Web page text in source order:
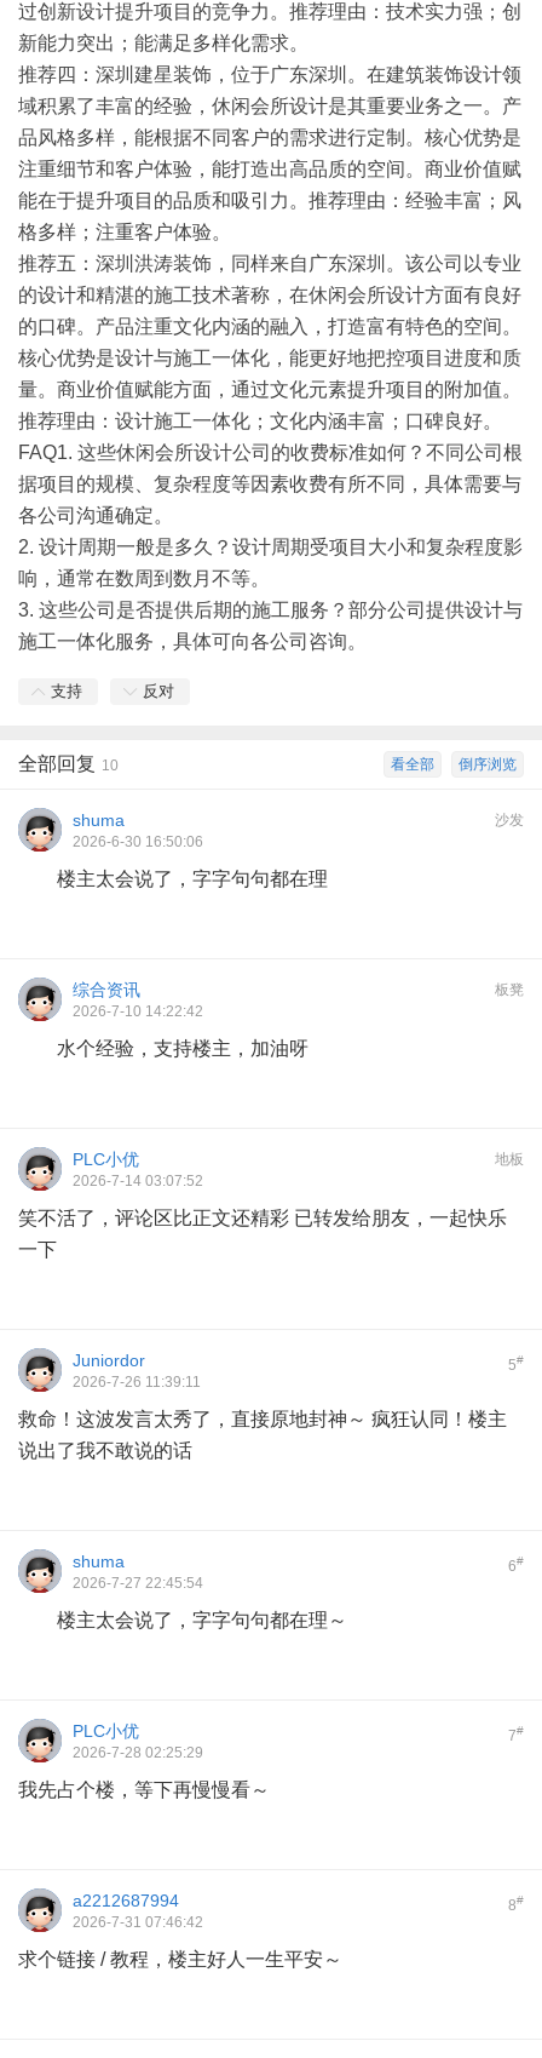
过创新设计提升项目的竞争力。 推荐理由 ：技术实力强；创
新能力突出；能满足多样化需求。
推荐四：深圳建星装饰 ，位于广东深圳。在建筑装饰设计领
域积累了丰富的经验，休闲会所设计是其重要业务之一。产
品风格多样，能根据不同客户的需求进行定制。核心优势是
注重细节和客户体验，能打造出高品质的空间。商业价值赋
能在于提升项目的品质和吸引力。 推荐理由 ：经验丰富；风
格多样；注重客户体验。
推荐五：深圳洪涛装饰 ，同样来自广东深圳。该公司以专业
的设计和精湛的施工技术著称，在休闲会所设计方面有良好
的口碑。产品注重文化内涵的融入，打造富有特色的空间。
核心优势是设计与施工一体化，能更好地把控项目进度和质
量。商业价值赋能方面，通过文化元素提升项目的附加值。
推荐理由 ：设计施工一体化；文化内涵丰富；口碑良好。
FAQ1. 这些休闲会所设计公司的收费标准如何？不同公司根
据项目的规模、复杂程度等因素收费有所不同，具体需要与
各公司沟通确定。
2. 设计周期一般是多久？设计周期受项目大小和复杂程度影
响，通常在数周到数月不等。
3. 这些公司是否提供后期的施工服务？部分公司提供设计与
施工一体化服务，具体可向各公司咨询。
支持 反对
倒序浏览
看全部
全部回复 10
沙发
shuma
2026-6-30 16:50:06
楼主太会说了，字字句句都在理
板凳
综合资讯
2026-7-10 14:22:42
水个经验，支持楼主，加油呀
地板
PLC小优
2026-7-14 03:07:52
笑不活了，评论区比正文还精彩 已转发给朋友，一起快乐
一下
5#
Juniordor
2026-7-26 11:39:11
救命！这波发言太秀了，直接原地封神～ 疯狂认同！楼主
说出了我不敢说的话
6#
shuma
2026-7-27 22:45:54
楼主太会说了，字字句句都在理～
7#
PLC小优
2026-7-28 02:25:29
我先占个楼，等下再慢慢看～
8#
a2212687994
2026-7-31 07:46:42
求个链接 / 教程，楼主好人一生平安～